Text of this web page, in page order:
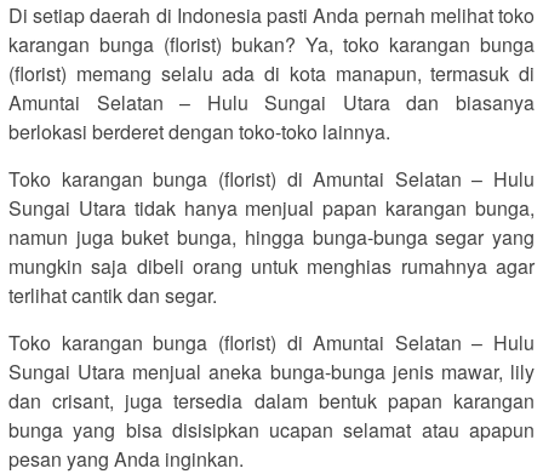
Di setiap daerah di Indonesia pasti Anda pernah melihat toko
karangan bunga (florist) bukan? Ya, toko karangan bunga
(florist) memang selalu ada di kota manapun, termasuk di
Amuntai Selatan – Hulu Sungai Utara dan biasanya
berlokasi berderet dengan toko-toko lainnya.
Toko karangan bunga (florist) di Amuntai Selatan – Hulu
Sungai Utara tidak hanya menjual papan karangan bunga,
namun juga buket bunga, hingga bunga-bunga segar yang
mungkin saja dibeli orang untuk menghias rumahnya agar
terlihat cantik dan segar.
Toko karangan bunga (florist) di Amuntai Selatan – Hulu
Sungai Utara menjual aneka bunga-bunga jenis mawar, lily
dan crisant, juga tersedia dalam bentuk papan karangan
bunga yang bisa disisipkan ucapan selamat atau apapun
pesan yang Anda inginkan.